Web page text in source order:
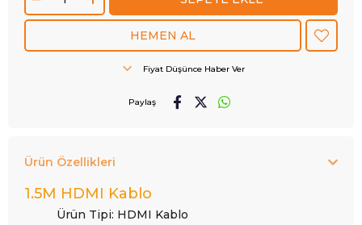
Fiyat Düşünce Haber Ver
Paylaş
Ürün Özellikleri
1.5M HDMI Kablo
Ürün Tipi: HDMI Kablo